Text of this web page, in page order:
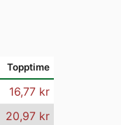
Topptime
16,77 kr
20,97 kr